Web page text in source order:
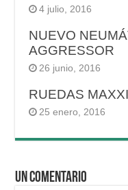
4 julio, 2016
NUEVO
AGGRESSOR
26 junio, 2016
RUEDAS
25 enero, 2016
Un comentario